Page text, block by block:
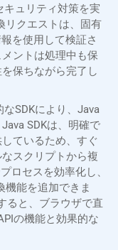
キュリティ対策を実
リクエストは、固有
を使用して検証さ
ントは処理中も保
保ちながら完了し
SDKにより、Java
SDKは、明確で
ているため、すぐ
スクリプトから複
ロセスを効率化し、
機能を追加できま
ると、ブラウザで直
の機能と効果的な